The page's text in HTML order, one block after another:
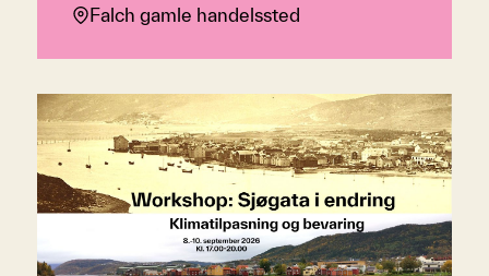
Falch gamle handelssted